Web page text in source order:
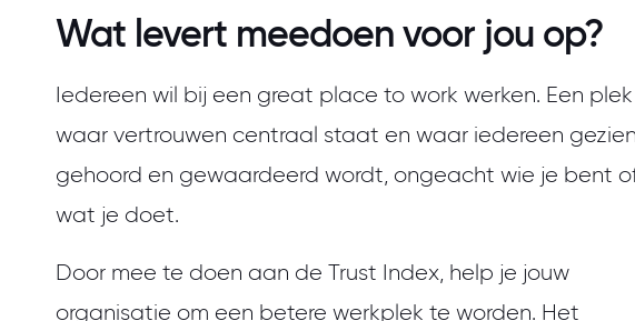
Wat levert meedoen voor jou op?
Iedereen wil bij een great place to work werken. Een plek
waar vertrouwen centraal staat en waar iedereen
gehoord en gewaardeerd wordt, ongeacht wie je bent
wat je doet.
Door mee te doen aan de Trust Index, help je jouw
organisatie om een betere werkplek te worden. Het